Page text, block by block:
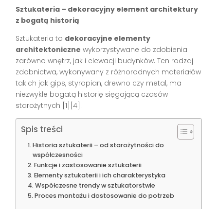
Sztukateria – dekoracyjny element architektury
z bogatą historią
Sztukateria to dekoracyjne elementy
architektoniczne wykorzystywane do zdobienia
zarówno wnętrz, jak i elewacji budynków. Ten rodzaj
zdobnictwa, wykonywany z różnorodnych materiałów
takich jak gips, styropian, drewno czy metal, ma
niezwykle bogatą historię sięgającą czasów
starożytnych [1][4].
Spis treści
Historia sztukaterii – od starożytności do
współczesności
Funkcje i zastosowanie sztukaterii
Elementy sztukaterii i ich charakterystyka
Współczesne trendy w sztukatorstwie
Proces montażu i dostosowanie do potrzeb